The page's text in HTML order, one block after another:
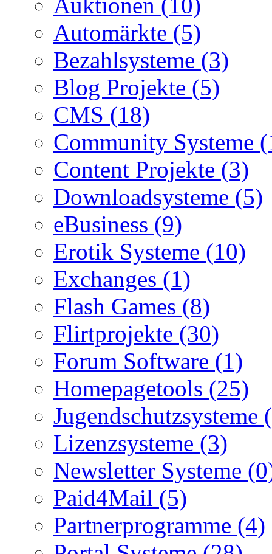
Automärkte (5)
Bezahlsysteme (3)
Blog Projekte (5)
CMS (18)
Community Systeme
Content Projekte (3)
Downloadsysteme (5)
eBusiness (9)
Erotik Systeme (10)
Exchanges (1)
Flash Games (8)
Flirtprojekte (30)
Forum Software (1)
Homepagetools (25)
Jugendschutzsysteme
Lizenzsysteme (3)
Newsletter Systeme
Paid4Mail (5)
Partnerprogramme (4)